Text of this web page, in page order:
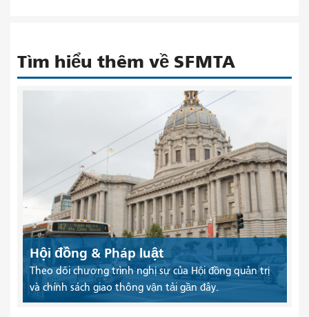
Tìm hiểu thêm về SFMTA
Hội đồng & Pháp luật
Theo dõi chương trình nghị sự của Hội đồng quản trị
và chính sách giao thông vận tải gần đây.